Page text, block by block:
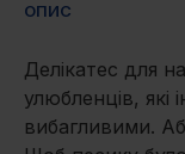
ОПИС
Делікатес для
улюбленців, які
вибагливими.